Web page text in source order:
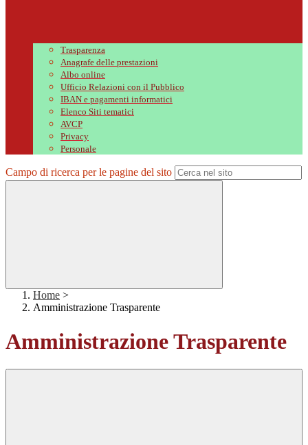
Trasparenza
Anagrafe delle prestazioni
Albo online
Ufficio Relazioni con il Pubblico
IBAN e pagamenti informatici
Elenco Siti tematici
AVCP
Privacy
Personale
Campo di ricerca per le pagine del sito
Home >
Amministrazione Trasparente
Amministrazione Trasparente